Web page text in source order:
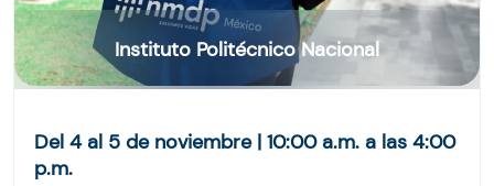
Instituto Politécnico Nacional
Del 4 al 5 de noviembre | 10:00 a.m. a las 4:00
p.m.